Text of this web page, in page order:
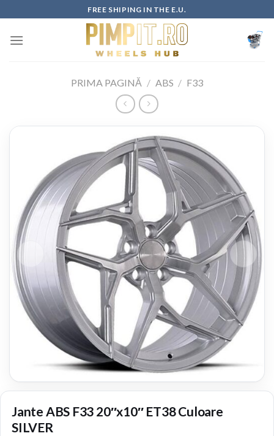
to
content
FREE SHIPING IN THE E.U.
PRIMA PAGINĂ / ABS / F33
Jante ABS F33 20″x10″ ET38 Culoare
SILVER